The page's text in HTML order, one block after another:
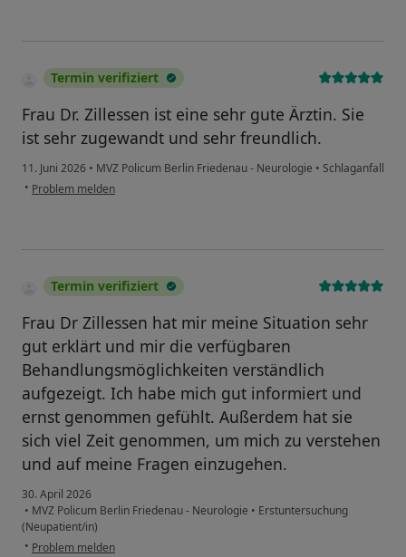
Termin verifiziert
Frau Dr. Zillessen ist eine sehr gute Ärztin. Sie
ist sehr zugewandt und sehr freundlich.
11. Juni 2026 • MVZ Policum Berlin Friedenau - Neurologie • Schlaganfall
• Problem melden
Termin verifiziert
Frau Dr Zillessen hat mir meine Situation sehr
gut erklärt und mir die verfügbaren
Behandlungsmöglichkeiten verständlich
aufgezeigt. Ich habe mich gut informiert und
ernst genommen gefühlt. Außerdem hat sie
sich viel Zeit genommen, um mich zu verstehen
und auf meine Fragen einzugehen.
30. April 2026
• MVZ Policum Berlin Friedenau - Neurologie • Erstuntersuchung
(Neupatient/in)
• Problem melden